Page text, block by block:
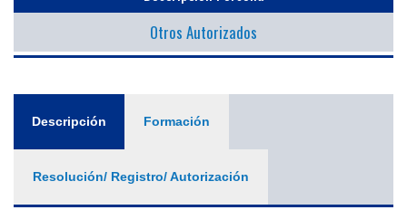
Otros Autorizados
Descripción (solapaFormación
Resolución/ Registro/ Autorización